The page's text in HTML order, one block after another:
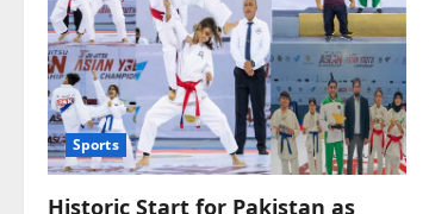
Sports
Historic Start for Pakistan as